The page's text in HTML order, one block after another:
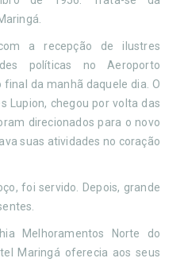
a recepção de ilustres
políticas no Aeroporto
final da manhã daquele dia. O
Lupion, chegou por volta das
direcionados para o novo
suas atividades no coração
foi servido. Depois, grande
Melhoramentos Norte do
Maringá oferecia aos seus